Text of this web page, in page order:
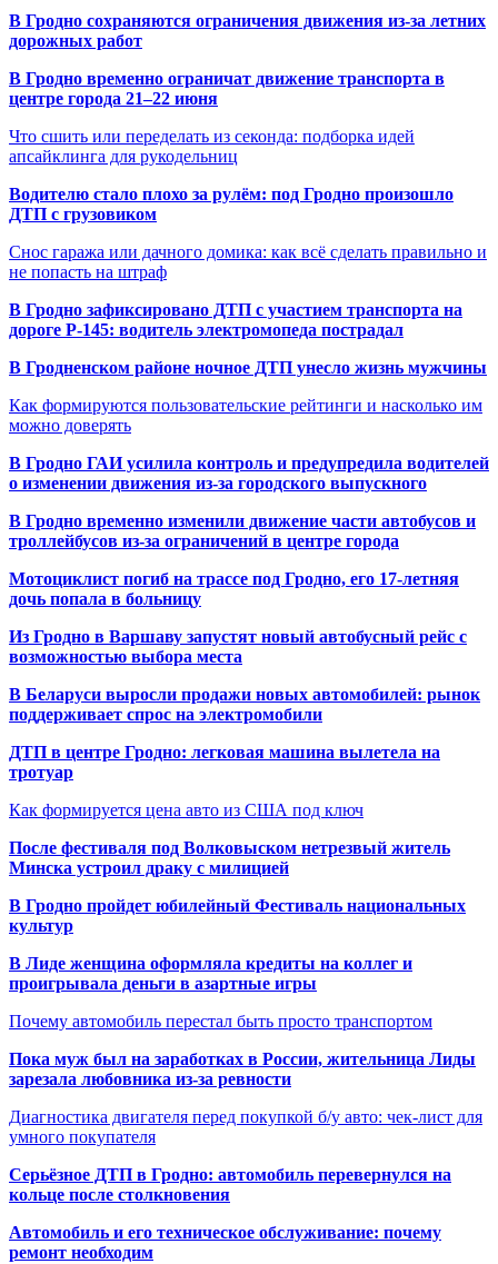
В Гродно сохраняются ограничения движения из-за летних
дорожных работ
В Гродно временно ограничат движение транспорта в
центре города 21–22 июня
Что сшить или переделать из секонда: подборка идей
апсайклинга для рукодельниц
Водителю стало плохо за рулём: под Гродно произошло
ДТП с грузовиком
Снос гаража или дачного домика: как всё сделать правильно и
не попасть на штраф
В Гродно зафиксировано ДТП с участием транспорта на
дороге Р-145: водитель электромопеда пострадал
В Гродненском районе ночное ДТП унесло жизнь мужчины
Как формируются пользовательские рейтинги и насколько им
можно доверять
В Гродно ГАИ усилила контроль и предупредила водителей
о изменении движения из-за городского выпускного
В Гродно временно изменили движение части автобусов и
троллейбусов из-за ограничений в центре города
Мотоциклист погиб на трассе под Гродно, его 17-летняя
дочь попала в больницу
Из Гродно в Варшаву запустят новый автобусный рейс с
возможностью выбора места
В Беларуси выросли продажи новых автомобилей: рынок
поддерживает спрос на электромобили
ДТП в центре Гродно: легковая машина вылетела на
тротуар
Как формируется цена авто из США под ключ
После фестиваля под Волковыском нетрезвый житель
Минска устроил драку с милицией
В Гродно пройдет юбилейный Фестиваль национальных
культур
В Лиде женщина оформляла кредиты на коллег и
проигрывала деньги в азартные игры
Почему автомобиль перестал быть просто транспортом
Пока муж был на заработках в России, жительница Лиды
зарезала любовника из-за ревности
Диагностика двигателя перед покупкой б/у авто: чек-лист для
умного покупателя
Серьёзное ДТП в Гродно: автомобиль перевернулся на
кольце после столкновения
Автомобиль и его техническое обслуживание: почему
ремонт необходим